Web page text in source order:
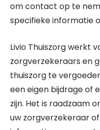
om contact op te
specifieke informatie
Livio Thuiszorg werkt
zorgverzekeraars en
thuiszorg te
een eigen bijdrage of
zijn. Het is raadzaam
uw zorgverzekeraar